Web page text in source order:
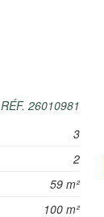
RÉF. 26010981
3
2
59 m²
100 m²